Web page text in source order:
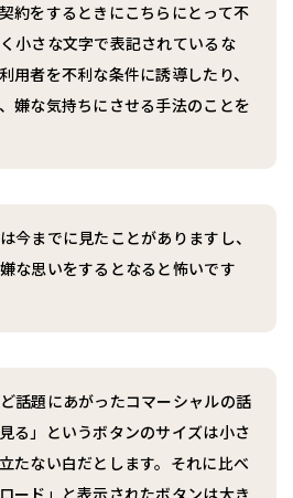
約をするときにこちらにとって不
小さな文字で表記されているな
用者を不利な条件に誘導したり、
嫌な気持ちにさせる手法のことを
今までに見たことがありますし、
な思いをするとなると怖いです
話題にあがったコマーシャルの話
る」というボタンのサイズは小さ
たない白だとします。それに比べ